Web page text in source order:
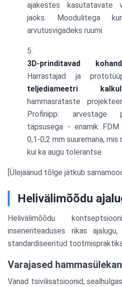
ajakestes kasutatavate
jaoks. Moodulitega
arvutusvigadeks ruumi.
3D-prinditavad
Harrastajad ja
teljediameetri
hammasrataste
Profinipp: arvestage
täpsusega - enamik
0,1-0,2 mm suuremana,
kui ka augu tolerantse.
[Ülejäänud tõlge jätkub
Helivälimõõdu
Helivälimõõdu
inseneriteaduses rikas
standardiseeritud
Varajased
Vanad tsivilisatsioonid,